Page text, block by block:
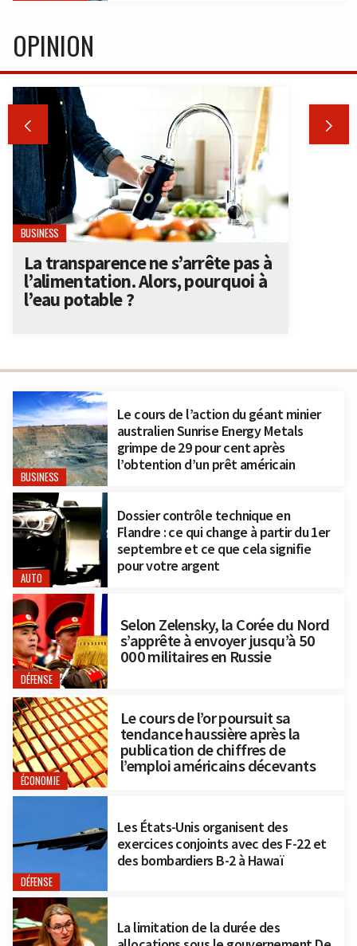
BUSINESS
Le cours de l’action du géant minier
australien Sunrise Energy Metals
grimpe de 29 pour cent après
l’obtention d’un prêt américain
AUTO
Dossier contrôle technique en
Flandre : ce qui change à partir du 1er
septembre et ce que cela signifie
pour votre argent
DÉFENSE
Selon Zelensky, la Corée du Nord
s’apprête à envoyer jusqu’à 50
000 militaires en Russie
ÉCONOMIE
Le cours de l’or poursuit sa
tendance haussière après la
publication de chiffres de
l’emploi américains décevants
DÉFENSE
Les États-Unis organisent des
exercices conjoints avec des F-22 et
des bombardiers B-2 à Hawaï
La limitation de la durée des
OPINION
 
BUSINESS
La transparence ne s’arrête pas à
l’alimentation. Alors, pourquoi à
l’eau potable ?